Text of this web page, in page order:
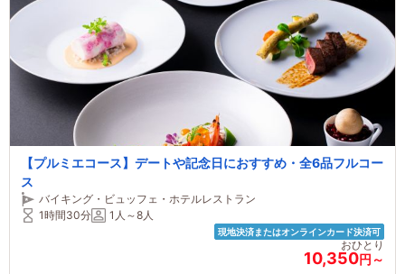
【プルミエコース】デートや記念日におすすめ・全6品フルコー
ス
バイキング・ビュッフェ・ホテルレストラン
1時間30分
1人～8人
現地決済またはオンラインカード決済可
おひとり
10,350円～